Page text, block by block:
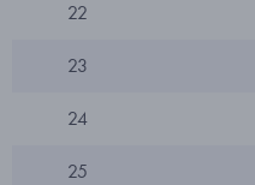
22
23
24
25